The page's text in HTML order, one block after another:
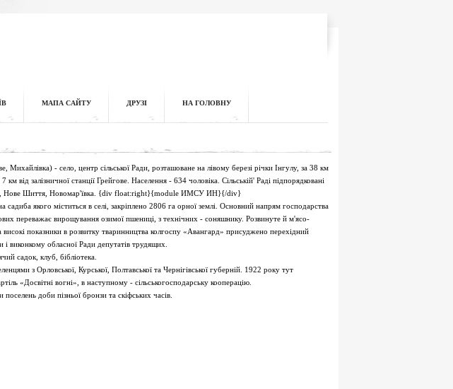
МАПА САЙТУ ДРУЗІ НА ГОЛОВНУ
- село, центр сільської Ради, розташоване на лівому березі річки Інгулу, за 38 км
км від залізничної станції Грейгове. Населення - 634 чоловіка. Сільській' Раді підпорядковані
Нове Шиття, Новомар'ївка. {div float:right}{module ИМСУ ИН}{/div}
якого міститься в селі, закріплено 2806 га орної землі. Основний напрям господарства
переважає вирощування озимої пшениці, з технічних - соняшнику. Розвинуте й м'ясо-
показники в розвитку тваринництва колгоспу «Авангард» присуджено перехідний
виконкому обласної Ради депутатів трудящих.
садок, клуб, бібліотека.
з Орловської, Курської, Полтавської та Чернігівської губерній. 1922 року тут
«Досвітні вогні», в наступному - сільськогосподарську кооперацію.
доби пізньої бронзи та скіфських часів.